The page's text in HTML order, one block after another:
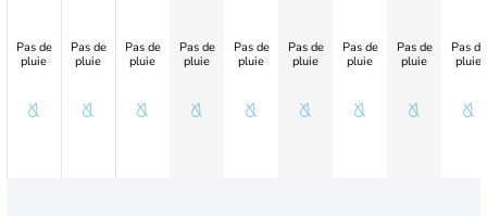
Pas de
pluie
Pas de
pluie
Pas de
pluie
Pas de
pluie
Pas de
pluie
Pas de
pluie
Pas de
pluie
Pas de
pluie
Pas de
pluie